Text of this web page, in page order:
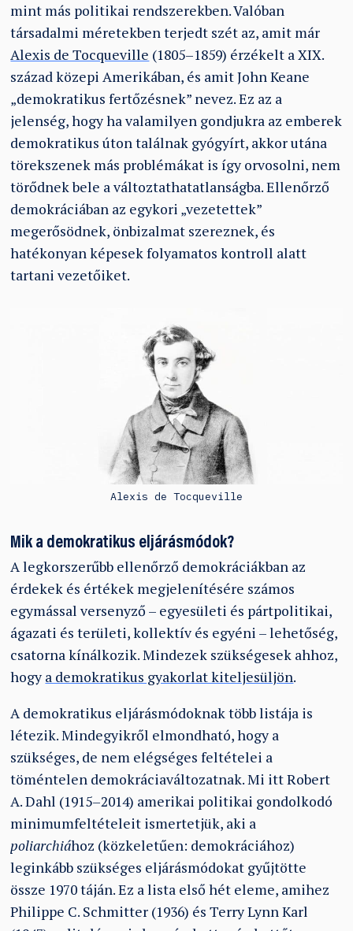
mint más politikai rendszerekben. Valóban
társadalmi méretekben terjedt szét az, amit már
Alexis de Tocqueville (1805–1859) érzékelt a XIX.
század közepi Amerikában, és amit John Keane
„demokratikus fertőzésnek” nevez. Ez az a
jelenség, hogy ha valamilyen gondjukra az emberek
demokratikus úton találnak gyógyírt, akkor utána
törekszenek más problémákat is így orvosolni, nem
törődnek bele a változtathatatlanságba. Ellenőrző
demokráciában az egykori „vezetettek”
megerősödnek, önbizalmat szereznek, és
hatékonyan képesek folyamatos kontroll alatt
tartani vezetőiket.
Alexis de Tocqueville
Mik a demokratikus eljárásmódok?
A legkorszerűbb ellenőrző demokráciákban az
érdekek és értékek megjelenítésére számos
egymással versenyző – egyesületi és pártpolitikai,
ágazati és területi, kollektív és egyéni – lehetőség,
csatorna kínálkozik. Mindezek szükségesek ahhoz,
hogy a demokratikus gyakorlat kiteljesüljön.
A demokratikus eljárásmódoknak több listája is
létezik. Mindegyikről elmondható, hogy a
szükséges, de nem elégséges feltételei a
töméntelen demokráciaváltozatnak. Mi itt Robert
A. Dahl (1915–2014) amerikai politikai gondolkodó
minimumfeltételeit ismertetjük, aki a
poliarchiához (közkeletűen: demokráciához)
leginkább szükséges eljárásmódokat gyűjtötte
össze 1970 táján. Ez a lista első hét eleme, amihez
Philippe C. Schmitter (1936) és Terry Lynn Karl